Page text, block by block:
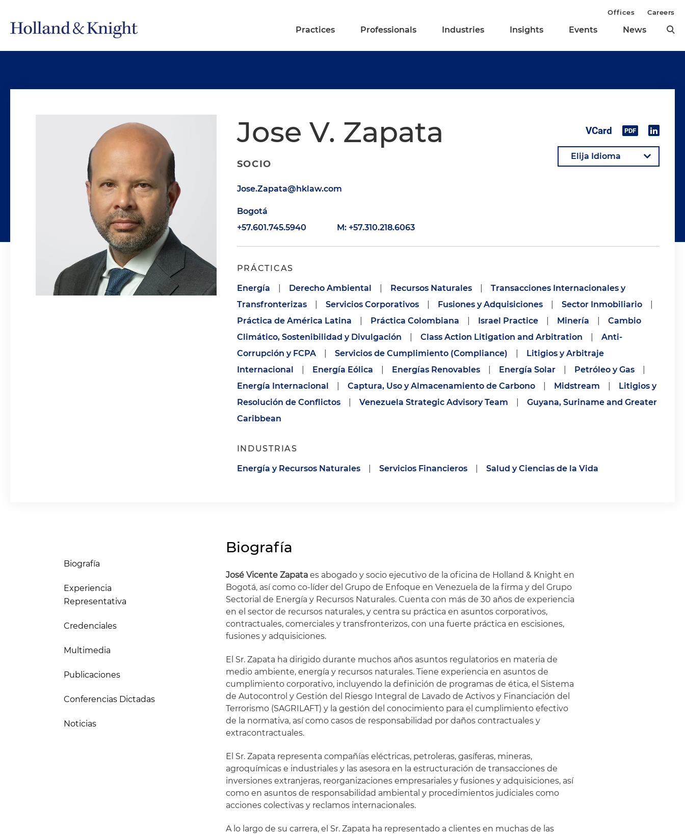
Practices Professionals Industries Insights Events News
Offices Careers
Jose V. Zapata
SOCIO
Jose.Zapata@hklaw.com
Bogotá
+57.601.745.5940
M: +57.310.218.6063
PRÁCTICAS
Energía Derecho Ambiental Recursos Naturales
Transacciones Internacionales y
Transfronterizas
Servicios Corporativos Fusiones y Adquisiciones Sector Inmobiliario
Práctica de América Latina
Práctica Colombiana Israel Practice Minería
Cambio
Climático, Sostenibilidad y Divulgación
Class Action Litigation and Arbitration
Anti-
Corrupción y FCPA
Servicios de Cumplimiento (Compliance)
Litigios y Arbitraje
Internacional
Energía Eólica Energías Renovables Energía Solar Petróleo y Gas
Energía Internacional
Captura, Uso y Almacenamiento de Carbono Midstream
Litigios y
Resolución de Conflictos
Venezuela Strategic Advisory Team
Guyana, Suriname and Greater
Caribbean
INDUSTRIAS
Energía y Recursos Naturales Servicios Financieros Salud y Ciencias de la Vida
Biografía
Experiencia
Representativa
Credenciales
Multimedia
Publicaciones
Conferencias Dictadas
Noticias
Biografía
José Vicente Zapata es abogado y socio ejecutivo de la oficina de Holland & Knight en
Bogotá, así como co-líder del Grupo de Enfoque en Venezuela de la firma y del Grupo
Sectorial de Energía y Recursos Naturales. Cuenta con más de 30 años de experiencia
en el sector de recursos naturales, y centra su práctica en asuntos corporativos,
contractuales, comerciales y transfronterizos, con una fuerte práctica en escisiones,
fusiones y adquisiciones.
El Sr. Zapata ha dirigido durante muchos años asuntos regulatorios en materia de
medio ambiente, energía y recursos naturales. Tiene experiencia en asuntos de
cumplimiento corporativo, incluyendo la definición de programas de ética, el Sistema
de Autocontrol y Gestión del Riesgo Integral de Lavado de Activos y Financiación del
Terrorismo (SAGRILAFT) y la gestión del conocimiento para el cumplimiento efectivo
de la normativa, así como casos de responsabilidad por daños contractuales y
extracontractuales.
El Sr. Zapata representa compañías eléctricas, petroleras, gasíferas, mineras,
agroquímicas e industriales y las asesora en la estructuración de transacciones de
inversiones extranjeras, reorganizaciones empresariales y fusiones y adquisiciones, así
como en asuntos de responsabilidad ambiental y procedimientos judiciales como
acciones colectivas y reclamos internacionales.
A lo largo de su carrera, el Sr. Zapata ha representado a clientes en muchas de las